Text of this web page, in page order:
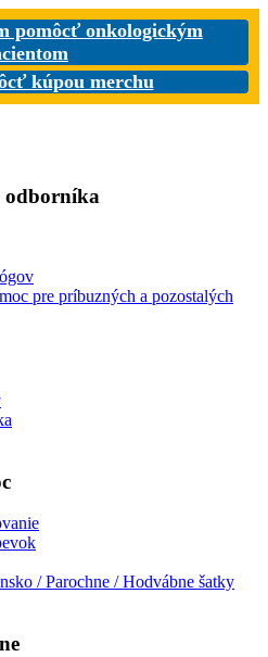
pomôcť onkologickým
kúpou merchu
odborníka
pre príbuzných a pozostalých
/ Parochne / Hodvábne šatky